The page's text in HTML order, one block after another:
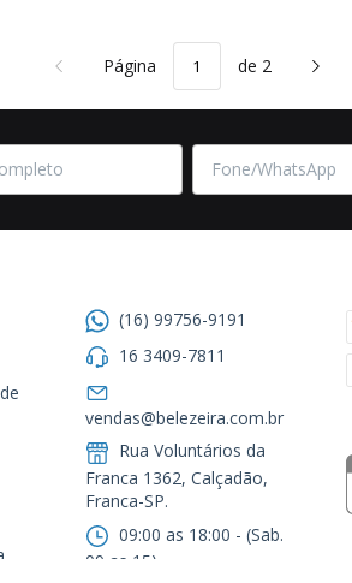
Página de 2
(16) 99756-9191
16 3409-7811
vendas@belezeira.com.br
Rua Voluntários da
Franca 1362, Calçadão,
Franca-SP.ㅤㅤㅤㅤㅤㅤㅤㅤㅤㅤㅤ
09:00 as 18:00 - (Sab.
09 as 15)